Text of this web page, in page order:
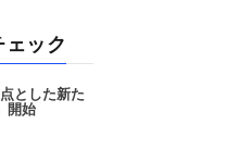
ェック
とした新た
開始